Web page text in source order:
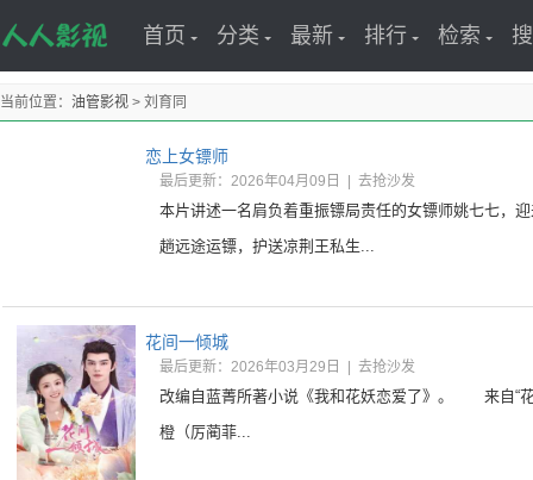
首页 分类 最新 排行 检索
当前位置： 油管影视 > 刘育同
恋上女镖师
最后更新：2026年04月09日 去抢沙发
本片讲述一名肩负着重振镖局责任的女镖师姚七七，
趟远途运镖，护送凉荆王私生...
花间一倾城
最后更新：2026年03月29日 去抢沙发
改编自蓝菁所著小说《我和花妖恋爱了》。 来自“花
橙（厉蔺菲...